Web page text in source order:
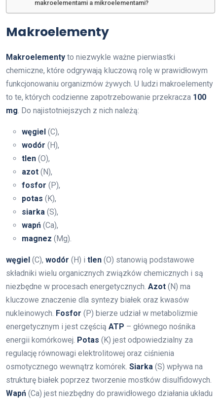
makroelementami a mikroelementami?
Makroelementy
Makroelementy to niezwykle ważne pierwiastki
chemiczne, które odgrywają kluczową rolę w prawidłowym
funkcjonowaniu organizmów żywych. U ludzi makroelementy
to te, których codzienne zapotrzebowanie przekracza 100
mg. Do najistotniejszych z nich należą:
węgiel (C),
wodór (H),
tlen (O),
azot (N),
fosfor (P),
potas (K),
siarka (S),
wapń (Ca),
magnez (Mg).
węgiel (C), wodór (H) i tlen (O) stanowią podstawowe
składniki wielu organicznych związków chemicznych i są
niezbędne w procesach energetycznych. Azot (N) ma
kluczowe znaczenie dla syntezy białek oraz kwasów
nukleinowych. Fosfor (P) bierze udział w metabolizmie
energetycznym i jest częścią ATP – głównego nośnika
energii komórkowej. Potas (K) jest odpowiedzialny za
regulację równowagi elektrolitowej oraz ciśnienia
osmotycznego wewnątrz komórek. Siarka (S) wpływa na
strukturę białek poprzez tworzenie mostków disulfidowych.
Wapń (Ca) jest niezbędny do prawidłowego działania układu